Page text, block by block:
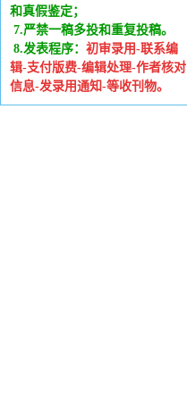
和真假鉴定；
7.严禁一稿多投和重复投稿。
8.发表程序： 初审录用-联系编
辑-支付版费-编辑处理-作者核对
信息-发录用通知-等收刊物。